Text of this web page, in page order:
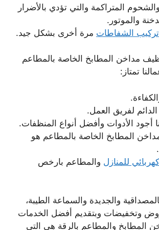
المتراكمة والتي تؤدي بالأضرار
والموتور.
تركيب الشفاطات مرة أخرى بشكل جيد.
مداخن المطابخ الخاصة بالمطاعم
تمتاز:
لفريق العمل.
أجود الأدوات وأفضل أنواع المنظفات.
المطابخ الخاصة بالمطاعم هو
كهربائي للمنازل والمطاعم بارخص
والجديدة والسماعة الطيبة،
وتخفيضات وبتقديم أفضل الخدمات
المطابخ والمطاعم بالرقة هي التي